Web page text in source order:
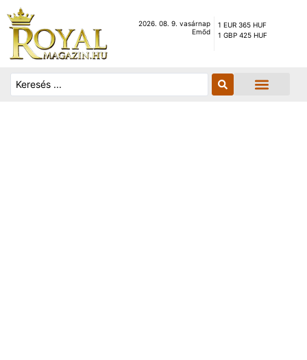
2026. 08. 9. vasárnap
Emőd
1 EUR 365 HUF
1 GBP 425 HUF